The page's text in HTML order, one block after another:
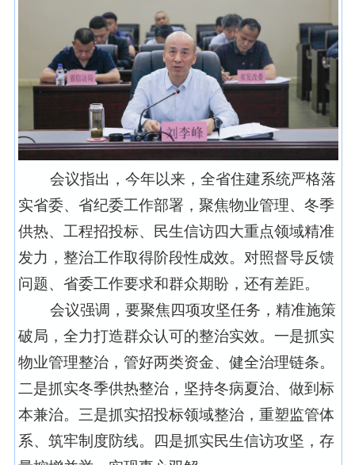
会议指出，今年以来，全省住建系统严格落
实省委、省纪委工作部署，聚焦物业管理、冬季
供热、工程招投标、民生信访四大重点领域精准
发力，整治工作取得阶段性成效。对照督导反馈
问题、省委工作要求和群众期盼，还有差距。
会议强调，要聚焦四项攻坚任务，精准施策
破局，全力打造群众认可的整治实效。一是抓实
物业管理整治，管好两类资金、健全治理链条。
二是抓实冬季供热整治，坚持冬病夏治、做到标
本兼治。三是抓实招投标领域整治，重塑监管体
系、筑牢制度防线。四是抓实民生信访攻坚，存